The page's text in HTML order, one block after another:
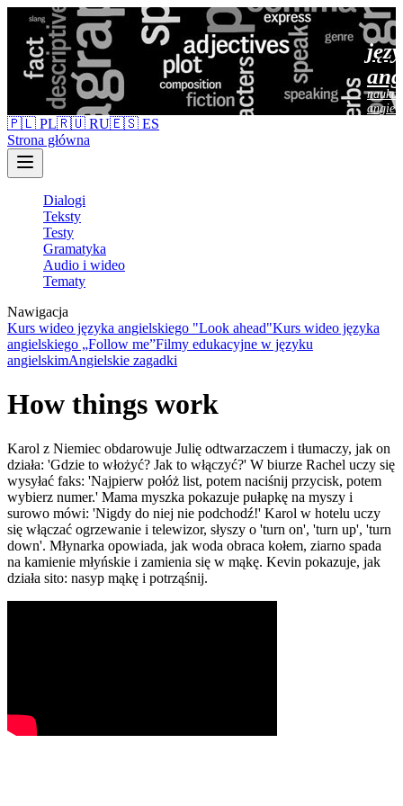
nauka
🇵🇱 PL🇷🇺 RU🇪🇸 ES
Strona główna
Dialogi
Teksty
Testy
Gramatyka
Audio i wideo
Tematy
Nawigacja
Kurs wideo języka angielskiego "Look ahead"Kurs wideo języka
angielskiego „Follow me”Filmy edukacyjne w języku
angielskimAngielskie zagadki
How things work
Karol z Niemiec obdarowuje Julię odtwarzaczem i tłumaczy, jak on
działa: 'Gdzie to włożyć? Jak to włączyć?' W biurze Rachel uczy się
wysyłać faks: 'Najpierw połóż list, potem naciśnij przycisk, potem
wybierz numer.' Mama myszka pokazuje pułapkę na myszy i
surowo mówi: 'Nigdy do niej nie podchodź!' Karol w hotelu uczy
się włączać ogrzewanie i telewizor, słyszy o 'turn on', 'turn up', 'turn
down'. Młynarka opowiada, jak woda obraca kołem, ziarno spada
na kamienie młyńskie i zamienia się w mąkę. Kevin pokazuje, jak
działa sito: nasyp mąkę i potrząśnij.